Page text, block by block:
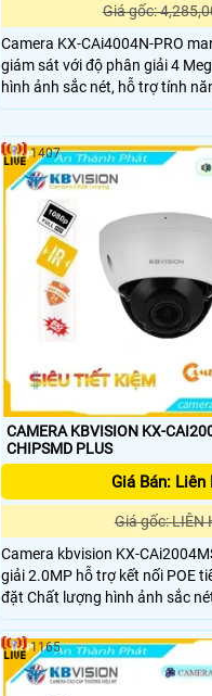
Giá gốc:
Camera KX-CAi4004N-PRO
giám sát với độ phân giải 4
hình ảnh sắc nét, hỗ trợ tính
H265+ giúp tối ưu hình ảnh và
như hàng rào ảo, xâm nhập,
(SMD Plus) bảo vệ an ninh
CAMERA KBVISION KX-
CHIPSMD PLUS
Giá Bán: Liên
Giá gốc: LIÊN
Camera kbvision KX-
giải 2.0MP hỗ trợ kết nối POE
đặt Chất lượng hình ảnh sắc
ngày đêm. Thiết bị lý tưởng cho hệ thống an ninh
gia đình hoặc doanh nghiệp
1407
1165